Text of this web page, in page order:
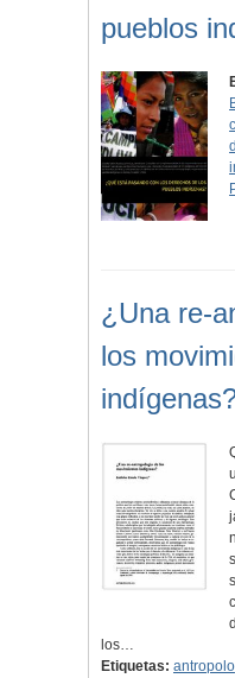
pueblos
¿Una re-
los
los…
Etiquetas: